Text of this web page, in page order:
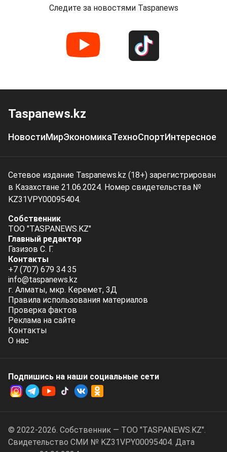
Следите за новостями Taspanews
Taspanews.kz
НовостиМирЭкономикаТехноСпортИнтересное
Сетевое издание Taspanews.kz (18+) зарегистрирован
в Казахстане 21.06.2024. Номер свидетельства №
KZ31VPY00095404.
Собственник
ТОО "TASPANEWS.KZ"
Главный редактор
Газизов С. Г.
Контакты
+7 (707) 679 34 35
info@taspanews.kz
г. Алматы, мкр. Керемет, 3Д
Правила использования материалов
Проверка фактов
Реклама на сайте
Контакты
О нас
Подпишись на наши социальные cети
© 2022-2026. Собственник — ТОО "TASPANEWS.KZ".
Cвидетельство СМИ № KZ31VPY00095404. Дата